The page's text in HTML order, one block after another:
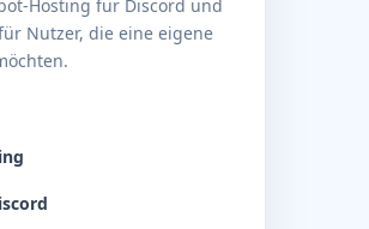
Hosting für Discord und
Nutzer, die eine eigene